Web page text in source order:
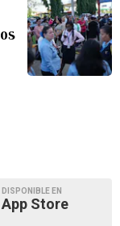
DISPONIBLE EN
App Store